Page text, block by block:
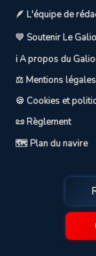
🪶 L'équipe de
💛 Soutenir Le
ℹ️ A propos du
⚖️ Mentions légales
🍪 Cookies et
📜 Règlement
🗺️ Plan du navire